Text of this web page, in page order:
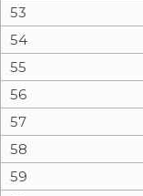
53
54
55
56
57
58
59